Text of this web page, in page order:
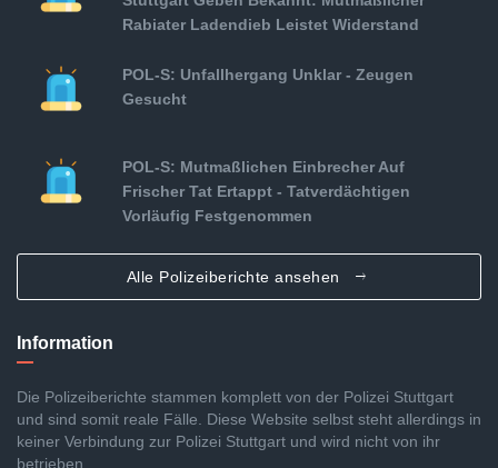
Rabiater Ladendieb Leistet Widerstand
POL-S: Unfallhergang Unklar - Zeugen
Gesucht
POL-S: Mutmaßlichen Einbrecher Auf
Frischer Tat Ertappt - Tatverdächtigen
Vorläufig Festgenommen
Alle Polizeiberichte ansehen
Information
Die Polizeiberichte stammen komplett von der Polizei Stuttgart
und sind somit reale Fälle. Diese Website selbst steht allerdings in
keiner Verbindung zur Polizei Stuttgart und wird nicht von ihr
betrieben.